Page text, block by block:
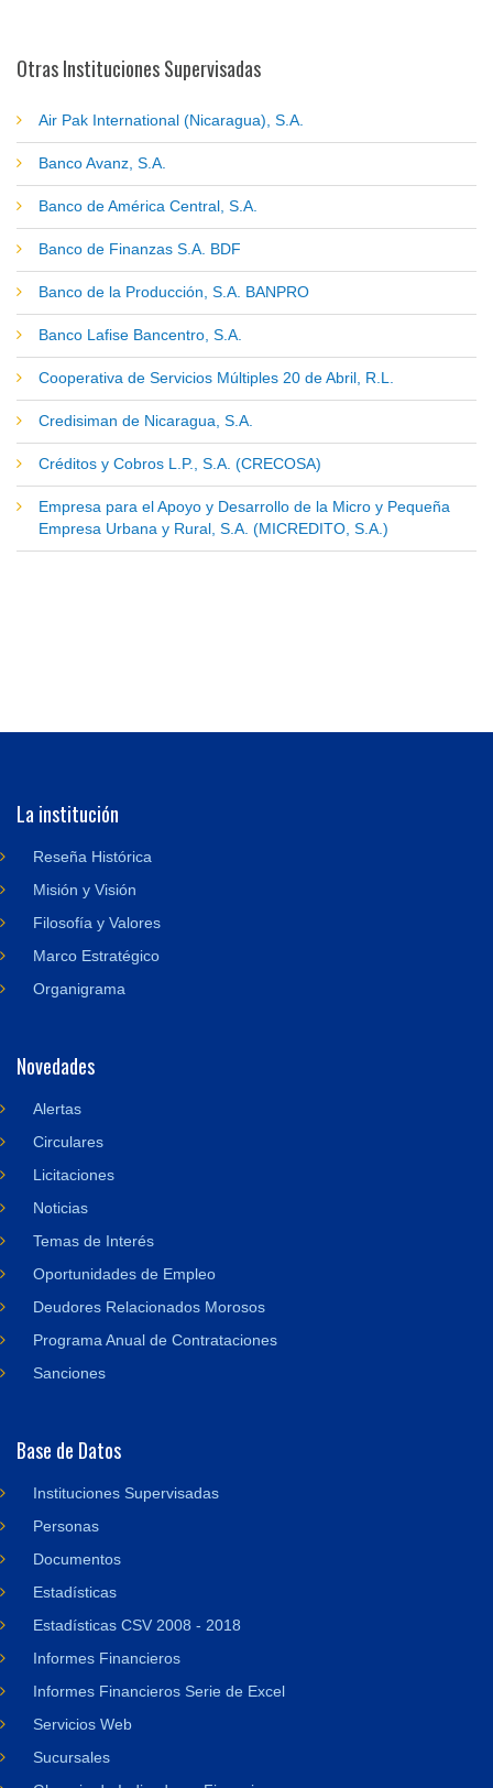
Otras Instituciones Supervisadas
Air Pak International (Nicaragua), S.A.
Banco Avanz, S.A.
Banco de América Central, S.A.
Banco de Finanzas S.A. BDF
Banco de la Producción, S.A. BANPRO
Banco Lafise Bancentro, S.A.
Cooperativa de Servicios Múltiples 20 de Abril, R.L.
Credisiman de Nicaragua, S.A.
Créditos y Cobros L.P., S.A. (CRECOSA)
Empresa para el Apoyo y Desarrollo de la Micro y Pequeña
Empresa Urbana y Rural, S.A. (MICREDITO, S.A.)
La institución
Reseña Histórica
Misión y Visión
Filosofía y Valores
Marco Estratégico
Organigrama
Novedades
Alertas
Circulares
Licitaciones
Noticias
Temas de Interés
Oportunidades de Empleo
Deudores Relacionados Morosos
Programa Anual de Contrataciones
Sanciones
Base de Datos
Instituciones Supervisadas
Personas
Documentos
Estadísticas
Estadísticas CSV 2008 - 2018
Informes Financieros
Informes Financieros Serie de Excel
Servicios Web
Sucursales